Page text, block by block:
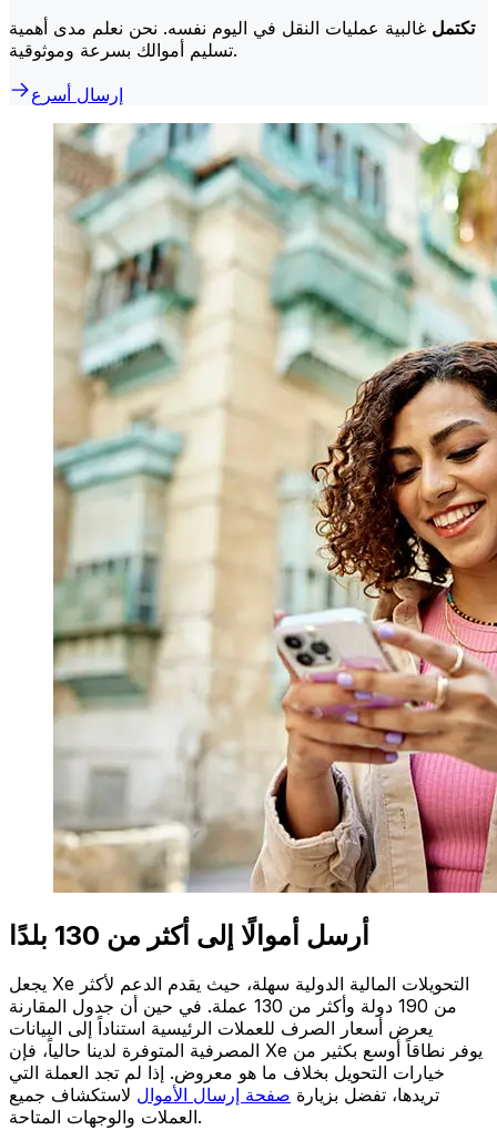
تكتمل غالبية عمليات النقل في اليوم نفسه. نحن نعلم مدى أهمية
تسليم أموالك بسرعة وموثوقية.
إرسال أسرع
أرسل أموالًا إلى أكثر من 130 بلدًا
يجعل Xe التحويلات المالية الدولية سهلة، حيث يقدم الدعم لأكثر
من 190 دولة وأكثر من 130 عملة. في حين أن جدول المقارنة
يعرض أسعار الصرف للعملات الرئيسية استناداً إلى البيانات
المصرفية المتوفرة لدينا حالياً، فإن Xe يوفر نطاقاً أوسع بكثير من
خيارات التحويل بخلاف ما هو معروض. إذا لم تجد العملة التي
تريدها، تفضل بزيارة صفحة إرسال الأموال لاستكشاف جميع
العملات والوجهات المتاحة.